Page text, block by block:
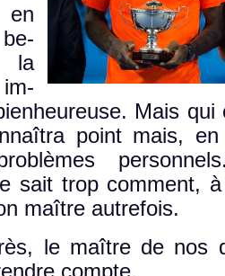
la
im­
Mais
point mais,
sait trop com­ment,
maître aut­refois.
le maître de nos
com­pte.